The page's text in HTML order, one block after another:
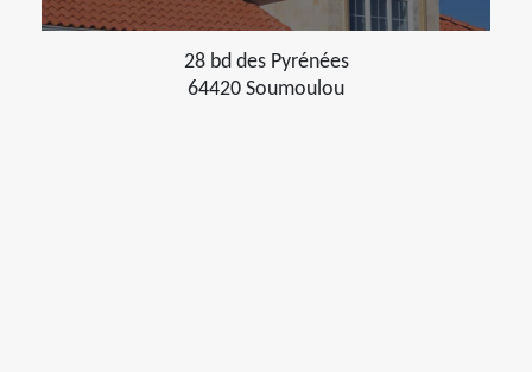
28 bd des Pyrénées
64420 Soumoulou